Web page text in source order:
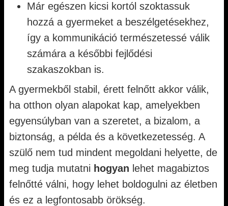
Már egészen kicsi kortól szoktassuk
hozzá a gyermeket a beszélgetésekhez,
így a kommunikáció természetessé válik
számára a későbbi fejlődési
szakaszokban is.
A gyermekből stabil, érett felnőtt akkor válik,
ha otthon olyan alapokat kap, amelyekben
egyensúlyban van a szeretet, a bizalom, a
biztonság, a példa és a következetesség. A
szülő nem tud mindent megoldani helyette, de
meg tudja mutatni hogyan lehet magabiztos
felnőtté válni, hogy lehet boldogulni az életben
és ez a legfontosabb örökség.